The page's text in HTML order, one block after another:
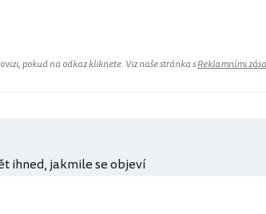
pokud na odkaz kliknete. Viz naše stránka sReklamními
ihned, jakmile se objeví